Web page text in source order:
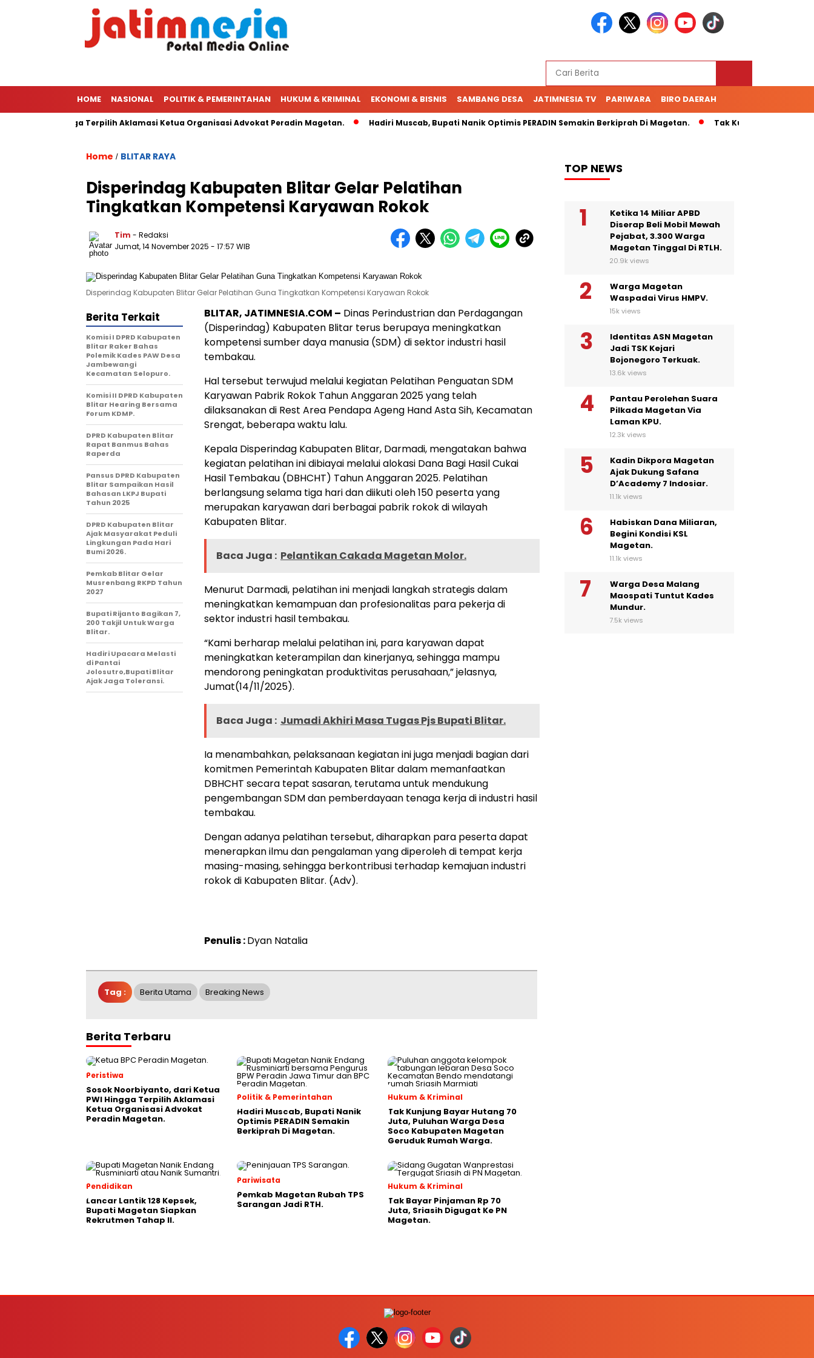
HOME NASIONAL POLITIK & PEMERINTAHAN HUKUM & KRIMINAL EKONOMI & BISNIS SAMBANG DESA JATIMNESIA TV PARIWARA BIRO DAERAH
PWI Hingga Terpilih Aklamasi Ketua Organisasi Advokat Peradin Magetan. Hadiri Muscab, Bupati Nanik Optimis PERADIN Semakin Berkiprah Di Magetan. Tak Kunjung Bayar Hutang
Home / BLITAR RAYA
Disperindag Kabupaten Blitar Gelar Pelatihan
Tingkatkan Kompetensi Karyawan Rokok
Tim - Redaksi
Jumat, 14 November 2025 - 17:57 WIB
Disperindag Kabupaten Blitar Gelar Pelatihan Guna Tingkatkan Kompetensi Karyawan Rokok
BLITAR, JATIMNESIA.COM – Dinas Perindustrian dan Perdagangan
(Disperindag) Kabupaten Blitar terus berupaya meningkatkan
kompetensi sumber daya manusia (SDM) di sektor industri hasil
tembakau.
Hal tersebut terwujud melalui kegiatan Pelatihan Penguatan SDM
Karyawan Pabrik Rokok Tahun Anggaran 2025 yang telah
dilaksanakan di Rest Area Pendapa Ageng Hand Asta Sih, Kecamatan
Srengat, beberapa waktu lalu.
Kepala Disperindag Kabupaten Blitar, Darmadi, mengatakan bahwa
kegiatan pelatihan ini dibiayai melalui alokasi Dana Bagi Hasil Cukai
Hasil Tembakau (DBHCHT) Tahun Anggaran 2025. Pelatihan
berlangsung selama tiga hari dan diikuti oleh 150 peserta yang
merupakan karyawan dari berbagai pabrik rokok di wilayah
Kabupaten Blitar.
Baca Juga : Pelantikan Cakada Magetan Molor.
Menurut Darmadi, pelatihan ini menjadi langkah strategis dalam
meningkatkan kemampuan dan profesionalitas para pekerja di
sektor industri hasil tembakau.
“Kami berharap melalui pelatihan ini, para karyawan dapat
meningkatkan keterampilan dan kinerjanya, sehingga mampu
mendorong peningkatan produktivitas perusahaan,” jelasnya,
Jumat(14/11/2025).
Baca Juga : Jumadi Akhiri Masa Tugas Pjs Bupati Blitar.
Ia menambahkan, pelaksanaan kegiatan ini juga menjadi bagian dari
komitmen Pemerintah Kabupaten Blitar dalam memanfaatkan
DBHCHT secara tepat sasaran, terutama untuk mendukung
pengembangan SDM dan pemberdayaan tenaga kerja di industri hasil
tembakau.
Dengan adanya pelatihan tersebut, diharapkan para peserta dapat
menerapkan ilmu dan pengalaman yang diperoleh di tempat kerja
masing-masing, sehingga berkontribusi terhadap kemajuan industri
rokok di Kabupaten Blitar. (Adv).
Penulis :Dyan Natalia
Berita Terkait
Komisi I DPRD Kabupaten
Blitar Raker Bahas
Polemik Kades PAW Desa
Jambewangi
Kecamatan Selopuro.
Komisi II DPRD Kabupaten
Blitar Hearing Bersama
Forum KDMP.
DPRD Kabupaten Blitar
Rapat Banmus Bahas
Raperda
Pansus DPRD Kabupaten
Blitar Sampaikan Hasil
Bahasan LKPJ Bupati
Tahun 2025
DPRD Kabupaten Blitar
Ajak Masyarakat Peduli
Lingkungan Pada Hari
Bumi 2026.
Pemkab Blitar Gelar
Musrenbang RKPD Tahun
2027
Bupati Rijanto Bagikan 7,
200 Takjil Untuk Warga
Blitar.
Hadiri Upacara Melasti
di Pantai
Jolosutro,Bupati Blitar
Ajak Jaga Toleransi.
Tag : Berita Utama Breaking News
Berita Terbaru
Peristiwa
Sosok Noorbiyanto, dari Ketua
PWI Hingga Terpilih Aklamasi
Ketua Organisasi Advokat
Peradin Magetan.
Politik & Pemerintahan
Hadiri Muscab, Bupati Nanik
Optimis PERADIN Semakin
Berkiprah Di Magetan.
Hukum & Kriminal
Tak Kunjung Bayar Hutang 70
Juta, Puluhan Warga Desa
Soco Kabupaten Magetan
Geruduk Rumah Warga.
Pendidikan
Lancar Lantik 128 Kepsek,
Bupati Magetan Siapkan
Rekrutmen Tahap II.
Pariwisata
Pemkab Magetan Rubah TPS
Sarangan Jadi RTH.
Hukum & Kriminal
Tak Bayar Pinjaman Rp 70
Juta, Sriasih Digugat Ke PN
Magetan.
TOP NEWS
Ketika 14 Miliar APBD
Diserap Beli Mobil Mewah
Pejabat, 3.300 Warga
Magetan Tinggal Di RTLH.
20.9k views
Warga Magetan
Waspadai Virus HMPV.
15k views
Identitas ASN Magetan
Jadi TSK Kejari
Bojonegoro Terkuak.
13.6k views
Pantau Perolehan Suara
Pilkada Magetan Via
Laman KPU.
12.3k views
Kadin Dikpora Magetan
Ajak Dukung Safana
D’Academy 7 Indosiar.
11.1k views
Habiskan Dana Miliaran,
Begini Kondisi KSL
Magetan.
11.1k views
Warga Desa Malang
Maospati Tuntut Kades
Mundur.
7.5k views